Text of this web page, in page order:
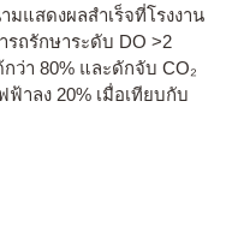
แสดงผลสำเร็จที่โรงงาน
รถรักษาระดับ DO >2
ว่า 80% และดักจับ CO₂
าลง 20% เมื่อเทียบกับ